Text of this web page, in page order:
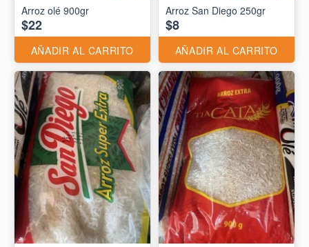
Arroz olé 900gr
$22
AÑADIR AL CARRITO
Arroz San Diego 250gr
$8
AÑADIR AL CARRITO